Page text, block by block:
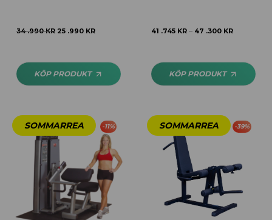
34 .990KR 25 .990 KR
KÖP PRODUKT
41 .745 KR – 47 .300 KR
KÖP PRODUKT
-11% -39%